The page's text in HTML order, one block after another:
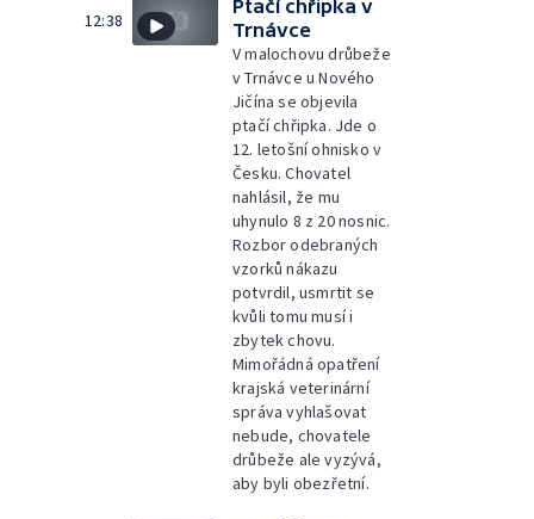
12:38
Ptačí chřipka v
Trnávce
V malochovu drůbeže
v Trnávce u Nového
Jičína se objevila
ptačí chřipka. Jde o
12. letošní ohnisko v
Česku. Chovatel
nahlásil, že mu
uhynulo 8 z 20 nosnic.
Rozbor odebraných
vzorků nákazu
potvrdil, usmrtit se
kvůli tomu musí i
zbytek chovu.
Mimořádná opatření
krajská veterinární
správa vyhlašovat
nebude, chovatele
drůbeže ale vyzývá,
aby byli obezřetní.